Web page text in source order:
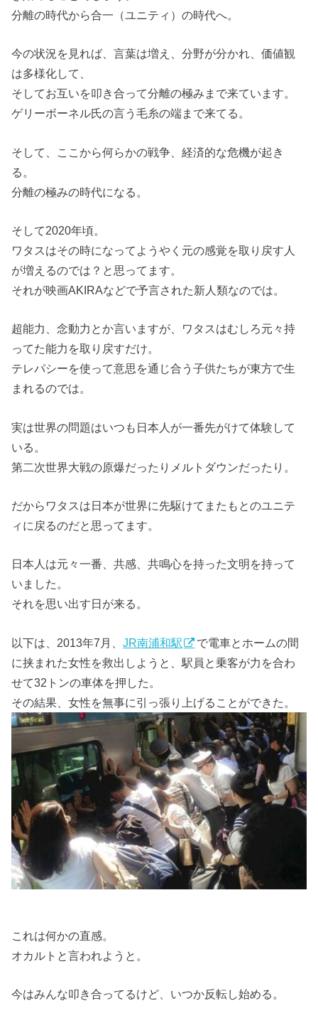
分離の時代から合一（ユニティ）の時代へ。
今の状況を見れば、言葉は増え、分野が分かれ、価値観
は多様化して、
そしてお互いを叩き合って分離の極みまで来ています。
ゲリーボーネル氏の言う毛糸の端まで来てる。
そして、ここから何らかの戦争、経済的な危機が起き
る。
分離の極みの時代になる。
そして2020年頃。
ワタスはその時になってようやく元の感覚を取り戻す人
が増えるのでは？と思ってます。
それが映画AKIRAなどで予言された新人類なのでは。
超能力、念動力とか言いますが、ワタスはむしろ元々持
ってた能力を取り戻すだけ。
テレパシーを使って意思を通じ合う子供たちが東方で生
まれるのでは。
実は世界の問題はいつも日本人が一番先がけて体験して
いる。
第二次世界大戦の原爆だったりメルトダウンだったり。
だからワタスは日本が世界に先駆けてまたもとのユニテ
ィに戻るのだと思ってます。
日本人は元々一番、共感、共鳴心を持った文明を持って
いました。
それを思い出す日が来る。
以下は、2013年7月、JR南浦和駅
で電車とホームの間
に挟まれた女性を救出しようと、駅員と乗客が力を合わ
せて32トンの車体を押した。
その結果、女性を無事に引っ張り上げることができた。
これは何かの直感。
オカルトと言われようと。
今はみんな叩き合ってるけど、いつか反転し始める。